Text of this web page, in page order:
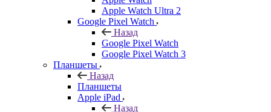
Apple Watch Ultra 2
Google Pixel Watch
Назад
Google Pixel Watch
Google Pixel Watch 3
Планшеты
Назад
Планшеты
Apple iPad
Назад